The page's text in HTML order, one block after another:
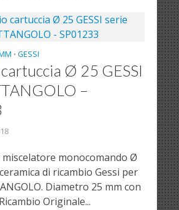
• GESSI
Ø 25 GESSI
–
miscelatore monocomando Ø
di ricambio Gessi per
Diametro 25 mm con
Originale...